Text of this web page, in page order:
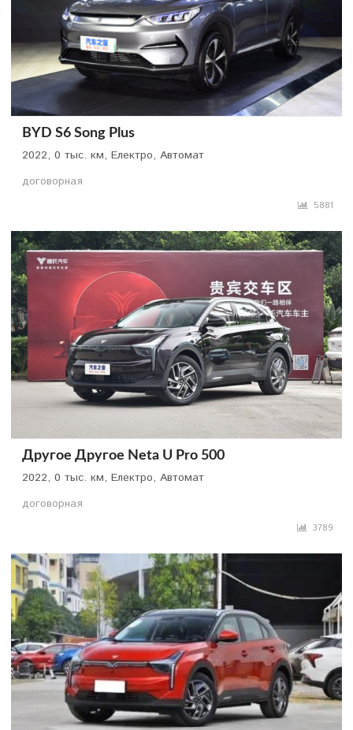
BYD S6 Song Plus
2022, 0 тыс. км, Електро, Автомат
договорная
5881
Другое Другое Neta U Pro 500
2022, 0 тыс. км, Електро, Автомат
договорная
3789